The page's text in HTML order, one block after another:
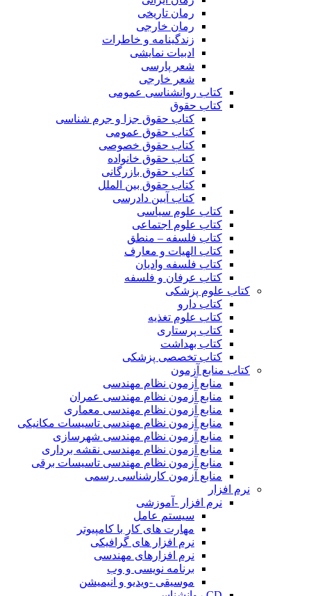
رمان تاریخی
رمان خارجی
زندگینامه و خاطرات
ادبیات نمایشی
شعر پارسی
شعر خارجی
کتاب روانشناسی عمومی
کتاب حقوق
کتاب حقوق جزا و جرم شناسی
کتاب حقوق عمومی
کتاب حقوق خصوصی
کتاب حقوق خانواده
کتاب حقوق بازرگانی
کتاب حقوق بین الملل
کتاب آیین دادرسی
کتاب علوم سیاسی
کتاب علوم اجتماعی
کتاب فلسفه – منطق
کتاب الهیات و معارف
کتاب فلسفه وادیان
کتاب عرفان و فلسفه
کتاب علوم پزشکی
کتاب دارو
کتاب علوم تغذیه
کتاب پرستاری
کتاب بهداشت
کتاب تخصصی پزشکی
کتاب منابع آزمون
منابع آزمون نظام مهندسی
منابع آزمون نظام مهندسی عمران
منابع آزمون نظام مهندسی معماری
منابع آزمون نظام مهندسی تاسیسات مکانیکی
منابع آزمون نظام مهندسی شهرسازی
منابع آزمون نظام مهندسی نقشه برداری
منابع آزمون نظام مهندسی تاسیسات برقی
منابع آزمون کارشناسی رسمی
نرم افزار
نرم افزار -آموزشی
سیستم عامل
مهارت های کار با کامپیوتر
نرم افزار های گرافیکی
نرم افزارهای مهندسی
برنامه نویسی و وب
موسیقی -ویدیو و انیمیشن